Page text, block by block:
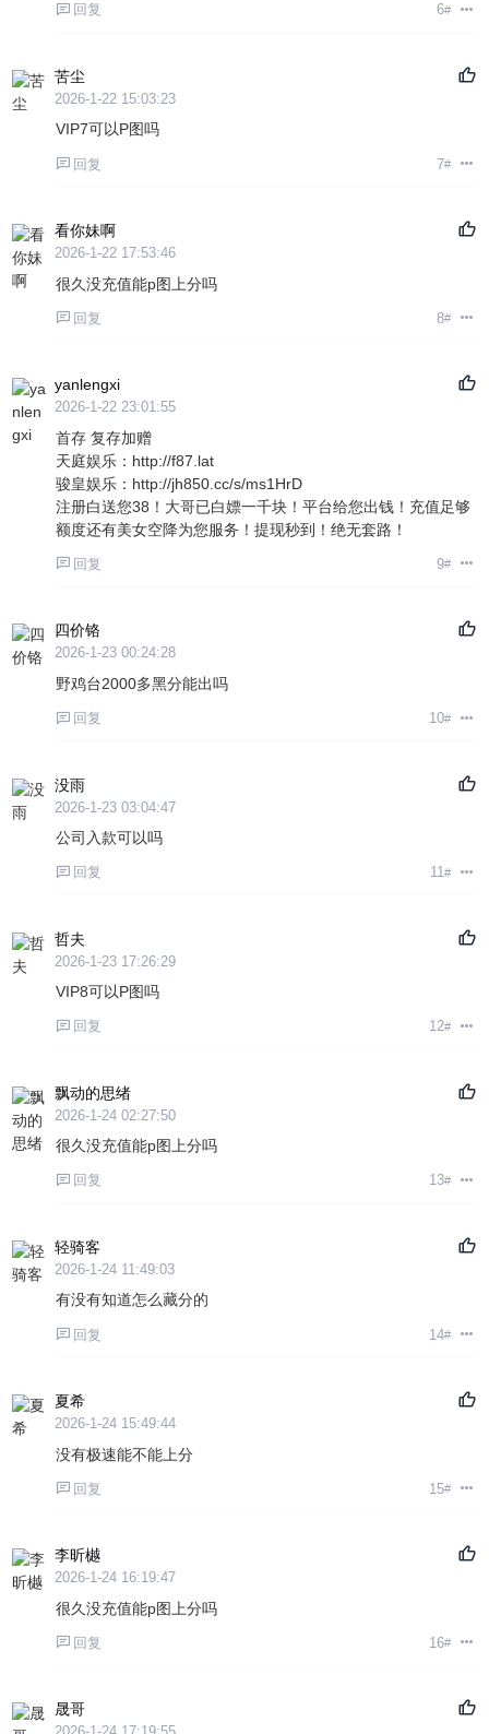
回复 6#
苦尘
2026-1-22 15:03:23
VIP7可以P图吗
回复 7#
看你妹啊
2026-1-22 17:53:46
很久没充值能p图上分吗
回复 8#
yanlengxi
2026-1-22 23:01:55
首存 复存加赠
天庭娱乐：http://f87.lat
骏皇娱乐：http://jh850.cc/s/ms1HrD
注册白送您38！大哥已白嫖一千块！平台给您出钱！充值足够
额度还有美女空降为您服务！提现秒到！绝无套路！
回复 9#
四价铬
2026-1-23 00:24:28
野鸡台2000多黑分能出吗
回复 10#
没雨
2026-1-23 03:04:47
公司入款可以吗
回复 11#
哲夫
2026-1-23 17:26:29
VIP8可以P图吗
回复 12#
飘动的思绪
2026-1-24 02:27:50
很久没充值能p图上分吗
回复 13#
轻骑客
2026-1-24 11:49:03
有没有知道怎么藏分的
回复 14#
夏希
2026-1-24 15:49:44
没有极速能不能上分
回复 15#
李昕樾
2026-1-24 16:19:47
很久没充值能p图上分吗
回复 16#
晟哥